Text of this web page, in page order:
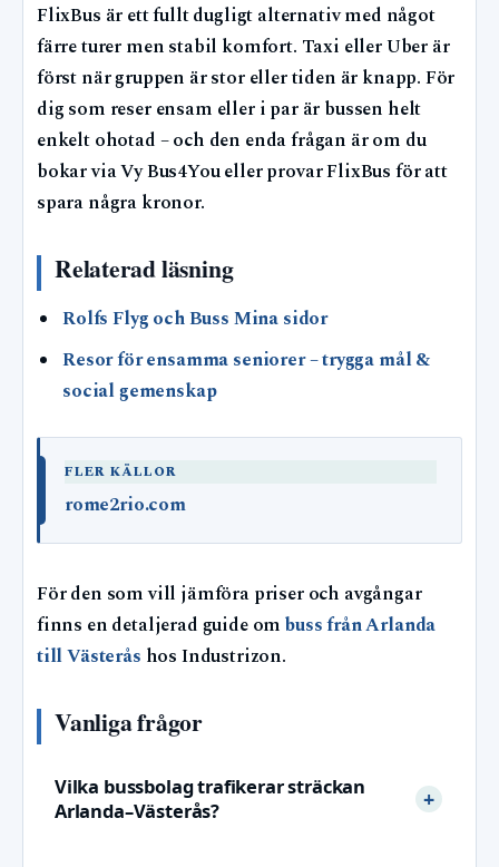
FlixBus är ett fullt dugligt alternativ med något
färre turer men stabil komfort. Taxi eller Uber är
först när gruppen är stor eller tiden är knapp. För
dig som reser ensam eller i par är bussen helt
enkelt ohotad – och den enda frågan är om du
bokar via Vy Bus4You eller provar FlixBus för att
spara några kronor.
Relaterad läsning
Rolfs Flyg och Buss Mina sidor
Resor för ensamma seniorer – trygga mål &
social gemenskap
FLER KÄLLOR
rome2rio.com
För den som vill jämföra priser och avgångar
finns en detaljerad guide ombuss från Arlanda
till Västerås hos Industrizon.
Vanliga frågor
Vilka bussbolag trafikerar sträckan
Arlanda–Västerås?